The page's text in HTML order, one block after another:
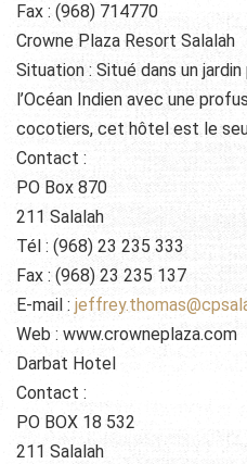
Fax : (968) 714770
Crowne Plaza Resort Salalah
Situation : Situé dans un
l’Océan Indien avec une
cocotiers, cet hôtel est le
Contact :
PO Box 870
211 Salalah
Tél : (968) 23 235 333
Fax : (968) 23 235 137
E-mail :
Web : www.crowneplaza.com
Darbat Hotel
Contact :
PO BOX 18 532
211 Salalah